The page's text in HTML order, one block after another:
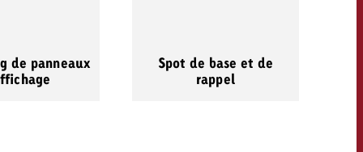
de panneaux
Spot de base et de
rappel